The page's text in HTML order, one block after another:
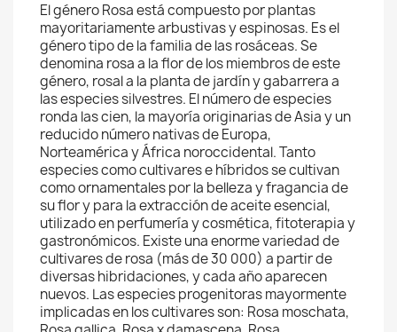
El género Rosa está compuesto por plantas
mayoritariamente arbustivas y espinosas. Es el
género tipo de la familia de las rosáceas. Se
denomina rosa a la flor de los miembros de este
género, rosal a la planta de jardín y gabarrera a
las especies silvestres. El número de especies
ronda las cien, la mayoría originarias de Asia y un
reducido número nativas de Europa,
Norteamérica y África noroccidental. Tanto
especies como cultivares e híbridos se cultivan
como ornamentales por la belleza y fragancia de
su flor y para la extracción de aceite esencial,
utilizado en perfumería y cosmética, fitoterapia y
gastronómicos. Existe una enorme variedad de
cultivares de rosa (más de 30 000) a partir de
diversas hibridaciones, y cada año aparecen
nuevos. Las especies progenitoras mayormente
implicadas en los cultivares son: Rosa moschata,